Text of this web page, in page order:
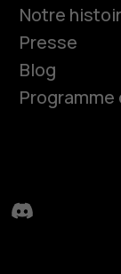
Notre
Presse
Blog
Discord